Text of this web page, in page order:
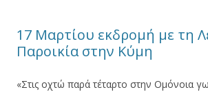
17 Μαρτίου εκδρομή με τη
Παροικία στην Κύμη
«Στις οχτώ παρά τέταρτο στην Ομόνοια